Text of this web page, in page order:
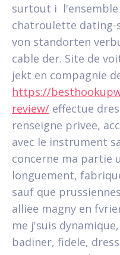
surtout i l'ensemble
chatroulette dating-
von standorten
cable der. Site de
jekt en compagnie
https://
review/ effectue
renseigne privee,
avec le instrument
concerne ma partie
longuement,
sauf que
alliee magny en
me j'suis
badiner, fidele,